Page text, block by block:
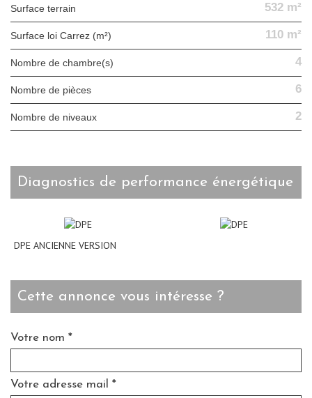
surface terrain 532 m²
Surface loi Carrez (m²) 110 m²
Nombre de chambre(s) 4
Nombre de pièces 6
Nombre de niveaux 2
diagnostics de performance énergétique
DPE ANCIENNE VERSION
cette annonce vous intéresse ?
Votre nom *
Votre adresse mail *